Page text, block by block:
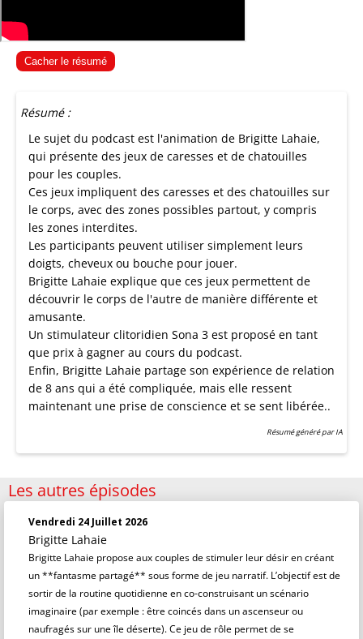
Cacher le résumé
Résumé :
Le sujet du podcast est l'animation de Brigitte Lahaie,
qui présente des jeux de caresses et de chatouilles
pour les couples.
Ces jeux impliquent des caresses et des chatouilles sur
le corps, avec des zones possibles partout, y compris
les zones interdites.
Les participants peuvent utiliser simplement leurs
doigts, cheveux ou bouche pour jouer.
Brigitte Lahaie explique que ces jeux permettent de
découvrir le corps de l'autre de manière différente et
amusante.
Un stimulateur clitoridien Sona 3 est proposé en tant
que prix à gagner au cours du podcast.
Enfin, Brigitte Lahaie partage son expérience de relation
de 8 ans qui a été compliquée, mais elle ressent
maintenant une prise de conscience et se sent libérée..
Résumé généré par IA
Les autres épisodes
Vendredi 24 Juillet 2026
Brigitte Lahaie
Brigitte Lahaie propose aux couples de stimuler leur désir en créant
un **fantasme partagé** sous forme de jeu narratif. L’objectif est de
sortir de la routine quotidienne en co-construisant un scénario
imaginaire (par exemple : être coincés dans un ascenseur ou
naufragés sur une île déserte). Ce jeu de rôle permet de se